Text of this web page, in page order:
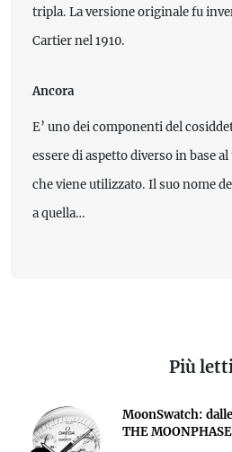
tripla. La versione originale fu
Cartier nel 1910.
Ancora
E’ uno dei componenti del
essere di aspetto diverso in base
che viene utilizzato. Il suo nome
a quella…
Più
MoonSwatch:
THE MOONPHASE